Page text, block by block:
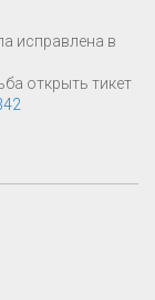
исправлена в
открыть тикет